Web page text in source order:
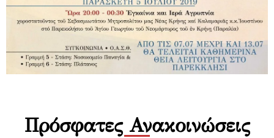
Πρόσφατες Ανακοινώσεις